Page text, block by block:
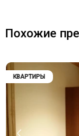
Похожие
КВАРТИРЫ